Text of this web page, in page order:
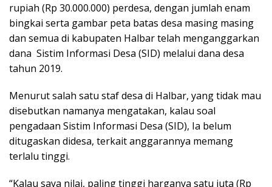
rupiah (Rp 30.000.000) perdesa, dengan jumlah enam
bingkai serta gambar peta batas desa masing masing
dan semua di kabupaten Halbar telah menganggarkan
dana Sistim Informasi Desa (SID) melalui dana desa
tahun 2019.
Menurut salah satu staf desa di Halbar, yang tidak mau
disebutkan namanya mengatakan, kalau soal
pengadaan Sistim Informasi Desa (SID), Ia belum
ditugaskan didesa, terkait anggarannya memang
terlalu tinggi.
“Kalau saya nilai, paling tinggi harganya satu juta (Rp